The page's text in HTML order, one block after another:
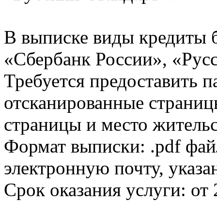
В выписке виды кредиты
«Сбербанк России»,
Требуется предоставить
отсканированные
страницы и место
Формат выписки: .pdf
электронную почту,
Срок оказания услуги: от